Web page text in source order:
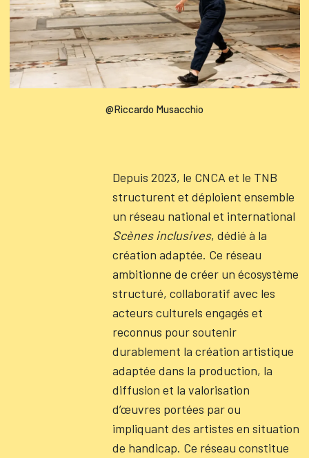
@Riccardo Musacchio
Depuis 2023, le CNCA et le TNB
structurent et déploient ensemble
un réseau national et international
Scènes inclusives, dédié à la
création adaptée. Ce réseau
ambitionne de créer un écosystème
structuré, collaboratif avec les
acteurs culturels engagés et
reconnus pour soutenir
durablement la création artistique
adaptée dans la production, la
diffusion et la valorisation
d’œuvres portées par ou
impliquant des artistes en situation
de handicap. Ce réseau constitue